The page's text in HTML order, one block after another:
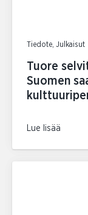
Tiedote, Julkaisut
Tuore
Suomen
Lue lisää